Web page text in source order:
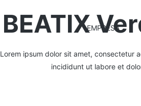
EMPRESA
BEATIX
Lorem ipsum dolor sit amet, consectetur
incididunt ut labore et